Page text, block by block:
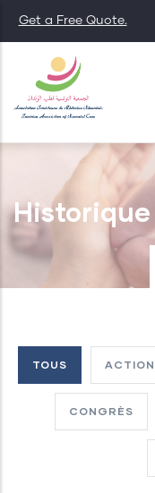
Skip
to
content
Get a Free Quote.
TOUS
CONGRÈS